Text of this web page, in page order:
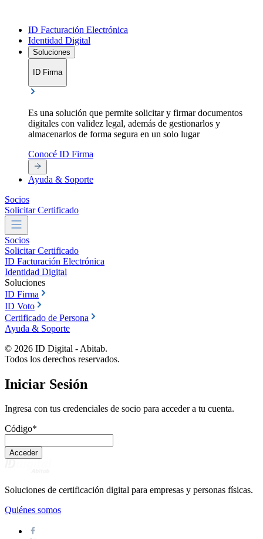
ID Facturación Electrónica
Identidad Digital
Soluciones
ID Firma
Es una solución que permite solicitar y firmar documentos
digitales con validez legal, además de gestionarlos y
almacenarlos de forma segura en un solo lugar
Conocé ID Firma
Ayuda & Soporte
Socios
Solicitar Certificado
Socios
Solicitar Certificado
ID Facturación Electrónica
Identidad Digital
Soluciones
ID Firma
ID Voto
Certificado de Persona
Ayuda & Soporte
© 2026 ID Digital - Abitab.
Todos los derechos reservados.
Iniciar Sesión
Ingresa con tus credenciales de socio para acceder a tu cuenta.
Código*
Acceder
Soluciones de certificación digital para empresas y personas físicas.
Quiénes somos